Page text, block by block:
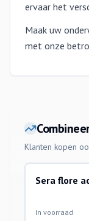
ervaar het
Maak uw
met onze
Klanten kopen
co2 installatie
Sera flore
In voorraad